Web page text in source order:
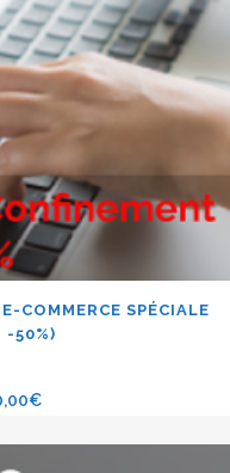
COMMERCE SPÉCIALE
-50%)
€